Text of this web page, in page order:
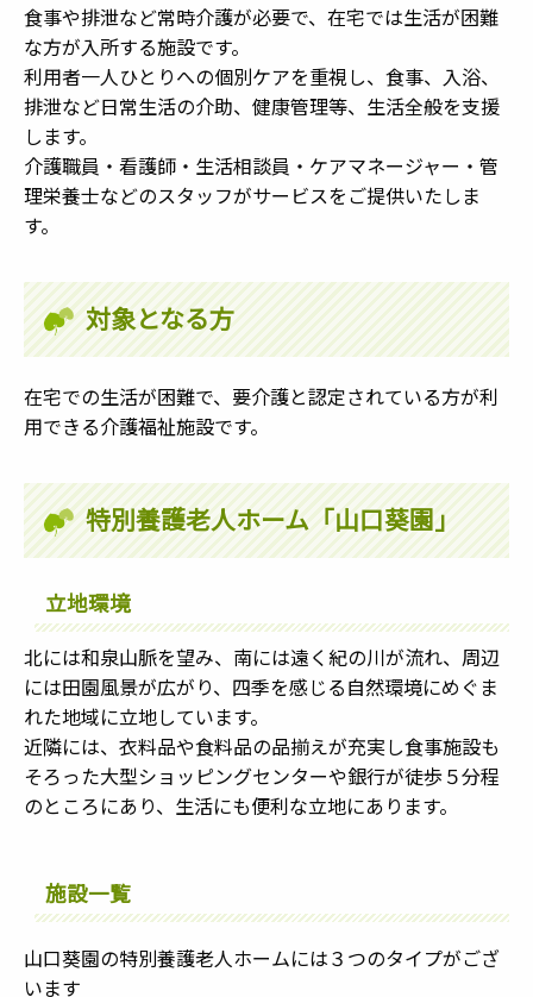
食事や排泄など常時介護が必要で、在宅では生活が困難
な方が入所する施設です。
利用者一人ひとりへの個別ケアを重視し、食事、入浴、
排泄など日常生活の介助、健康管理等、生活全般を支援
します。
介護職員・看護師・生活相談員・ケアマネージャー・管
理栄養士などのスタッフがサービスをご提供いたしま
す。
対象となる方
在宅での生活が困難で、要介護と認定されている方が利
用できる介護福祉施設です。
特別養護老人ホーム「山口葵園」
立地環境
北には和泉山脈を望み、南には遠く紀の川が流れ、周辺
には田園風景が広がり、四季を感じる自然環境にめぐま
れた地域に立地しています。
近隣には、衣料品や食料品の品揃えが充実し食事施設も
そろった大型ショッピングセンターや銀行が徒歩５分程
のところにあり、生活にも便利な立地にあります。
施設一覧
山口葵園の特別養護老人ホームには３つのタイプがござ
います